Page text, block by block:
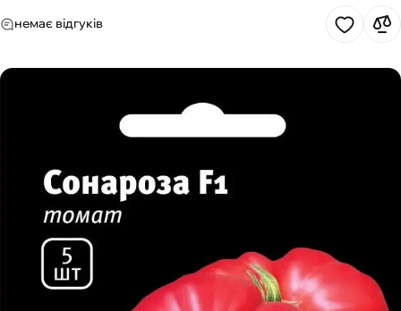
немає відгуків